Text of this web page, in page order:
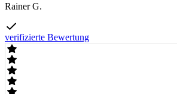
Rainer G.
verifizierte Bewertung